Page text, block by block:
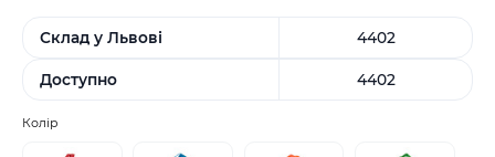
Склад у Львові 4402
Доступно 4402
Колір